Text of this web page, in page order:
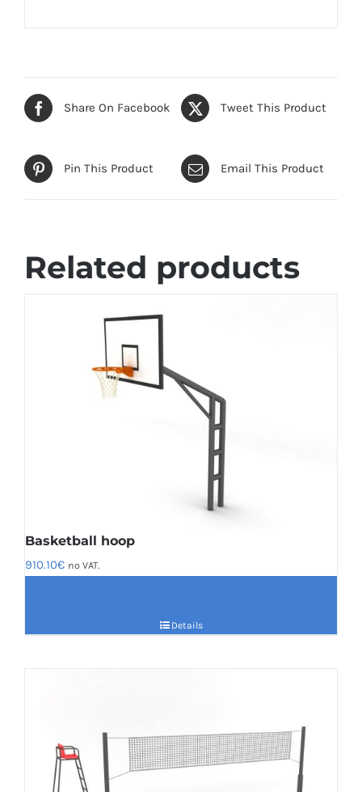
Share On Facebook Tweet This Product
Pin This Product Email This Product
Related products
Basketball hoop
910.10€ no VAT.
Details